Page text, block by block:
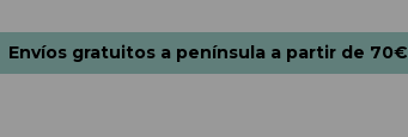
Envíos gratuitos a península a partir de 70€